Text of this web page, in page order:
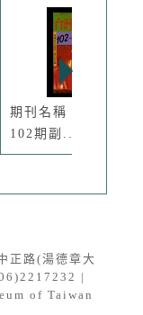
期刊名稱：臺灣文藝
102期副...
正路(湯德章大
|
of Taiwan